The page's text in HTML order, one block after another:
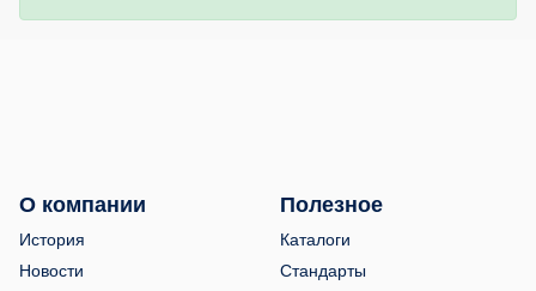
О компании
История
Новости
Полезное
Каталоги
Стандарты